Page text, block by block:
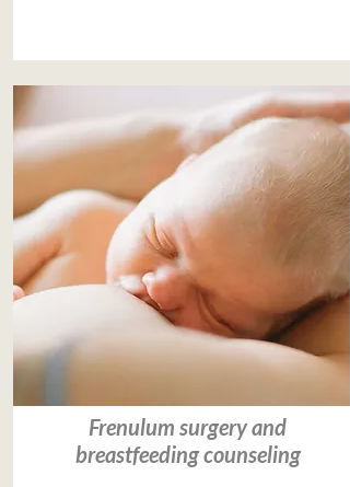
Frenulum surgery and
breastfeeding counseling